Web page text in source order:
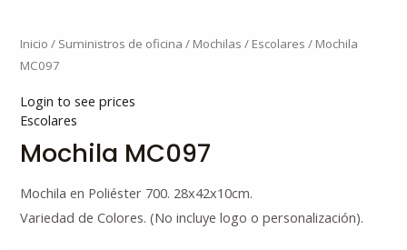
Inicio / Suministros de oficina / Mochilas / Escolares / Mochila
MC097
Login to see prices
Escolares
Mochila MC097
Mochila en Poliéster 700. 28x42x10cm.
Variedad de Colores. (No incluye logo o personalización).